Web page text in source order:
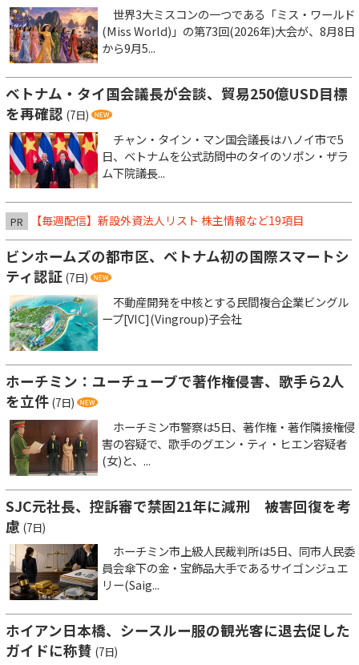
世界3大ミスコンの一つである「ミス・ワールド
(Miss World)」の第73回(2026年)大会が、8月8日
から9月5...
ベトナム・タイ国会議長が会談、貿易250億USD目標
を再確認 (7日)
チャン・タイン・マン国会議長はハノイ市で5
日、ベトナムを公式訪問中のタイのソポン・ザラ
ム下院議長...
PR 【毎週配信】新設外資法人リスト 株主情報など19項目
ビンホームズの都市区、ベトナム初の国際スマートシ
ティ認証 (7日)
不動産開発を中核とする民間複合企業ビングル
ープ[VIC](Vingroup)子会社
ホーチミン：ユーチューブで著作権侵害、歌手ら2人
を立件 (7日)
ホーチミン市警察は5日、著作権・著作隣接権侵
害の容疑で、歌手のグエン・ティ・ヒエン容疑者
(女)と、...
SJC元社長、控訴審で禁固21年に減刑 被害回復を考
慮 (7日)
ホーチミン市上級人民裁判所は5日、同市人民委
員会傘下の金・宝飾品大手であるサイゴンジュエ
リー(Saig...
ホイアン日本橋、シースルー服の観光客に退去促した
ガイドに称賛 (7日)